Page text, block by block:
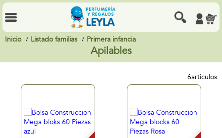
Inicio Listado familias Primera infancia
Apilables
6articulos